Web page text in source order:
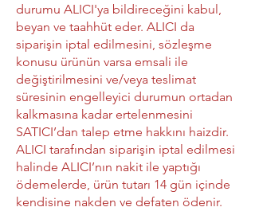
durumu ALICI'ya bildireceğini kabul,
beyan ve taahhüt eder. ALICI da
siparişin iptal edilmesini, sözleşme
konusu ürünün varsa emsali ile
değiştirilmesini ve/veya teslimat
süresinin engelleyici durumun ortadan
kalkmasına kadar ertelenmesini
SATICI’dan talep etme hakkını haizdir.
ALICI tarafından siparişin iptal edilmesi
halinde ALICI’nın nakit ile yaptığı
ödemelerde, ürün tutarı 14 gün içinde
kendisine nakden ve defaten ödenir.